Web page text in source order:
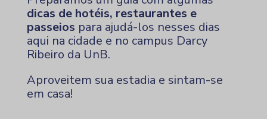
dicas de hotéis, restaurantes e
passeios para ajudá-los nesses dias
aqui na cidade e no campus Darcy
Ribeiro da UnB.
Aproveitem sua estadia e sintam-se
em casa!